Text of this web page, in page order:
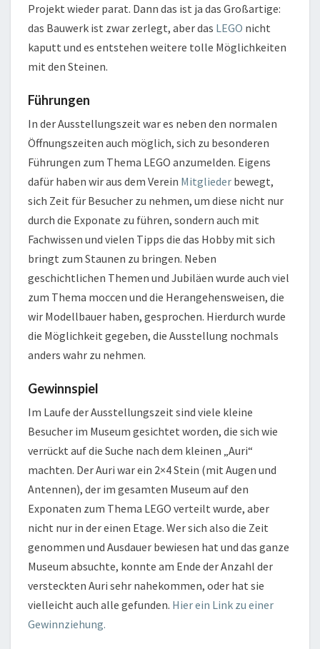
Projekt wieder parat. Dann das ist ja das Großartige:
das Bauwerk ist zwar zerlegt, aber das LEGO nicht
kaputt und es entstehen weitere tolle Möglichkeiten
mit den Steinen.
Führungen
In der Ausstellungszeit war es neben den normalen
Öffnungszeiten auch möglich, sich zu besonderen
Führungen zum Thema LEGO anzumelden. Eigens
dafür haben wir aus dem Verein Mitglieder bewegt,
sich Zeit für Besucher zu nehmen, um diese nicht nur
durch die Exponate zu führen, sondern auch mit
Fachwissen und vielen Tipps die das Hobby mit sich
bringt zum Staunen zu bringen. Neben
geschichtlichen Themen und Jubiläen wurde auch viel
zum Thema moccen und die Herangehensweisen, die
wir Modellbauer haben, gesprochen. Hierdurch wurde
die Möglichkeit gegeben, die Ausstellung nochmals
anders wahr zu nehmen.
Gewinnspiel
Im Laufe der Ausstellungszeit sind viele kleine
Besucher im Museum gesichtet worden, die sich wie
verrückt auf die Suche nach dem kleinen „Auri“
machten. Der Auri war ein 2×4 Stein (mit Augen und
Antennen), der im gesamten Museum auf den
Exponaten zum Thema LEGO verteilt wurde, aber
nicht nur in der einen Etage. Wer sich also die Zeit
genommen und Ausdauer bewiesen hat und das ganze
Museum absuchte, konnte am Ende der Anzahl der
versteckten Auri sehr nahekommen, oder hat sie
vielleicht auch alle gefunden. Hier ein Link zu einer
Gewinnziehung.